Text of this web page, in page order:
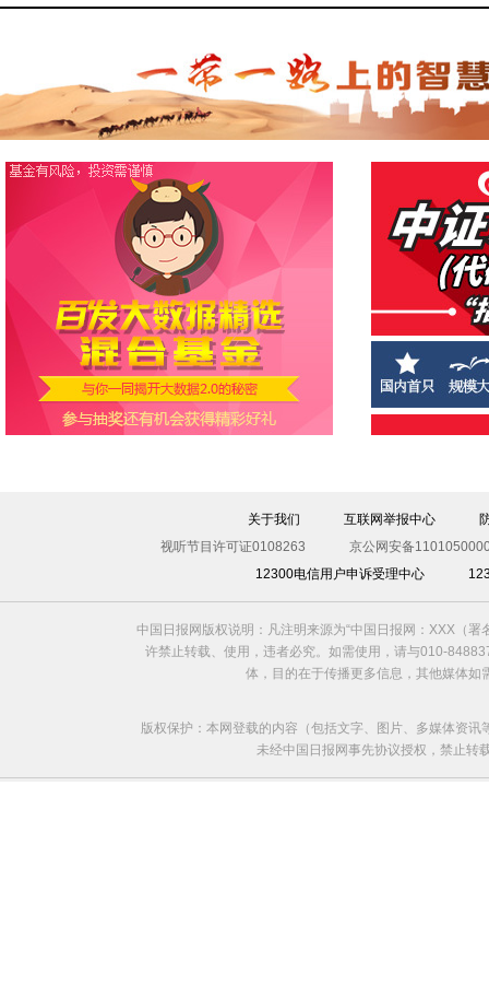
关于我们 互联网举报中心
视听节目许可证0108263
京公网安备
12300电信用户申诉受理中心
中国日报网版权说明：凡注明来源为“中国日报网：XXX（
许禁止转载、使用，违者必究。如需使用，请与010-
体，目的在于传播更多信息，其他媒体
版权保护：本网登载的内容（包括文字、图片、多媒体资
未经中国日报网事先协议授权，禁止转